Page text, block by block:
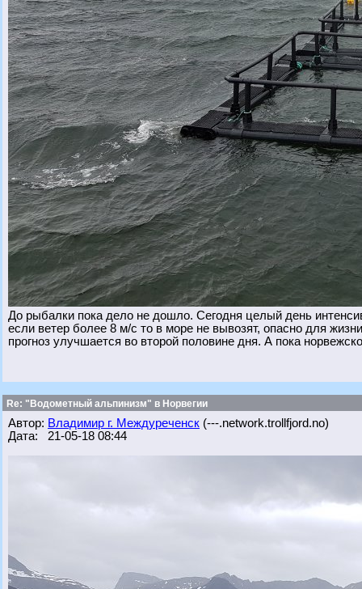
До рыбалки пока дело не дошло. Сегодня целый день
если ветер более 8 м/с то в море не вывозят, опасно для
прогноз улучшается во второй половине дня. А пока
Re: "Водометный альпинизм" в Норвегии
Автор: Владимир г. Междуреченск (---.network.trollfjord.no)
Дата: 21-05-18 08:44